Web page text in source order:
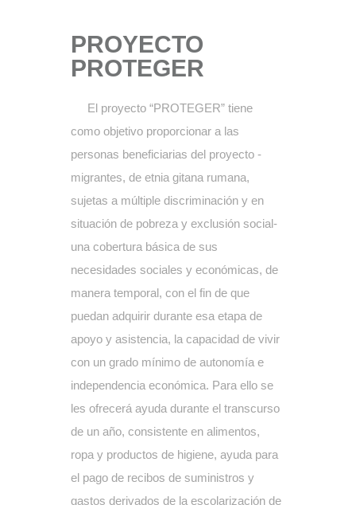
PROYECTO
PROTEGER
El proyecto “PROTEGER” tiene
como objetivo proporcionar a las
personas beneficiarias del proyecto -
migrantes, de etnia gitana rumana,
sujetas a múltiple discriminación y en
situación de pobreza y exclusión social-
una cobertura básica de sus
necesidades sociales y económicas, de
manera temporal, con el fin de que
puedan adquirir durante esa etapa de
apoyo y asistencia, la capacidad de vivir
con un grado mínimo de autonomía e
independencia económica. Para ello se
les ofrecerá ayuda durante el transcurso
de un año, consistente en alimentos,
ropa y productos de higiene, ayuda para
el pago de recibos de suministros y
gastos derivados de la escolarización de